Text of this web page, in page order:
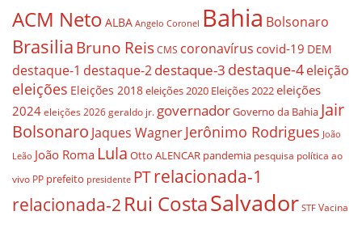
ACM Neto ALBA Angelo Coronel Bahia Bolsonaro
BrasiliaBruno ReisCMS coronavírus covid-19 DEM
destaque-1 destaque-2destaque-3 destaque-4eleição
eleições Eleições 2018eleições 2020 Eleições 2022eleições
2024 eleições 2026 geraldo jr. governadorGoverno da Bahia Jair
Bolsonaro Jaques WagnerJerônimo Rodrigues João
Leão João Roma Lula Otto ALENCAR pandemia pesquisa política ao
vivo PP prefeito presidente PTrelacionada-1
relacionada-2 Rui CostaSalvador STF Vacina